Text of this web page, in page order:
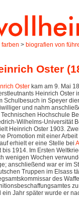
farben > biografien von
Oster
Oster kam am 9. Mai
Heinrich Oster
Schulbesuch in Speyer
und nahm
Hochschule
Wilhelms-Universität
Heinrich Oster 1903.
Promotion mit einer
erhielt er eine Stelle bei
bis 1914. Im Ersten
wenigen Wochen
anschließend war er im
Truppen im Elsass
des
ein Jahr später wurde er